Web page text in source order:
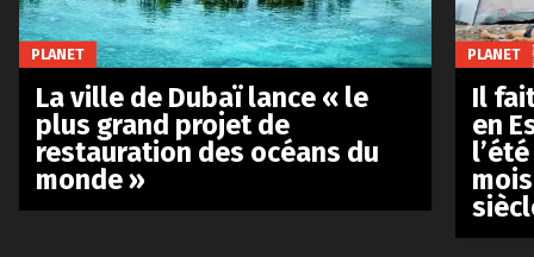
PLANET
La ville de Dubaï lance « le
plus grand projet de
restauration des océans du
monde »
PLANET
Il
en